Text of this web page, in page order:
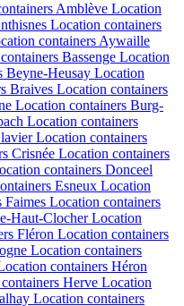
Amblève Location
Location containers
containersAywaille
Bassenge Location
Beyne-Heusay Location
Braives Location containers
Location containers Burg-
Location containers
Location containers
Crisnée Location containers
containers Donceel
Esneux Location
Faimes Location containers
Haut-Clocher Location
Fléron Location containers
Location containers
containers Héron
Herve Location
Location containers